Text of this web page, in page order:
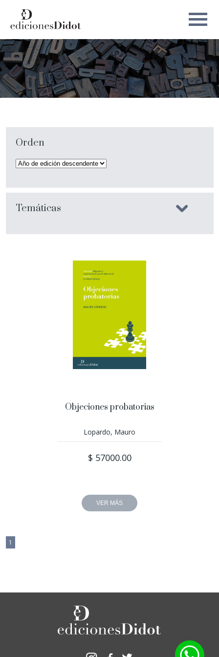
Objeciones probatorias
Lopardo, Mauro
$ 57000.00
VER MÁS
1
Orden
Temáticas